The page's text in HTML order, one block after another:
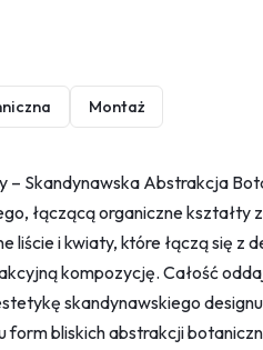
Montaż
– Skandynawska Abstrakcja
łączącą organiczne
liście i kwiaty, które łączą się z
kompozycję. Całość
skandynawskiego
form bliskich abstrakcji